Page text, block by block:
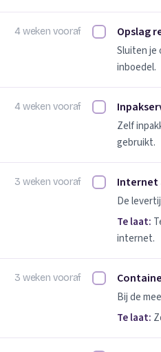
4 weken vooraf OpslagOpslag
Sluiten je
inboedel.
4 weken vooraf Inpakservice
Zelf
gebruikt.
3 weken vooraf InternetInternet
De
Te laat:
internet.
3 weken vooraf Container of
Bij de
Te laat: